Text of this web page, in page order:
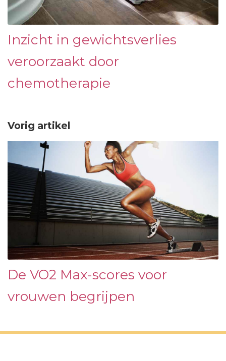
Inzicht in gewichtsverlies
veroorzaakt door
chemotherapie
Vorig artikel
De VO2 Max-scores voor
vrouwen begrijpen